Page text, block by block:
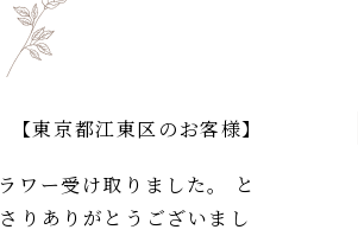
【東京都江東区のお客様】
ワー受け取りました。 と
りありがとうございまし